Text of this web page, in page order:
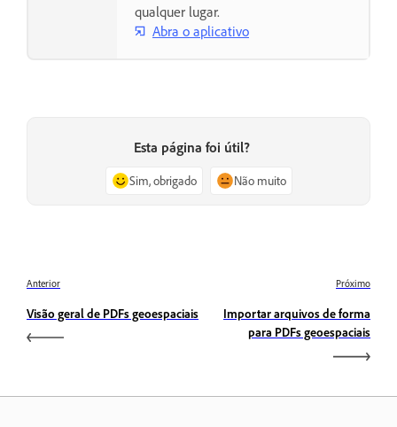
qualquer lugar.
Abra o aplicativo
Esta página foi útil?
Sim, obrigado Não muito
Anterior
Visão geral de PDFs geoespaciais
Próximo
Importar arquivos de forma
para PDFs geoespaciais